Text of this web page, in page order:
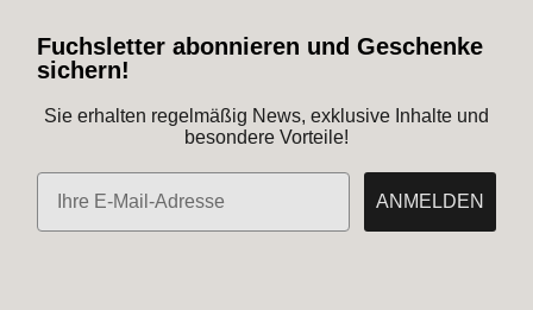
Fuchsletter abonnieren und Geschenke
sichern!
Sie erhalten regelmäßig News, exklusive Inhalte und
besondere Vorteile!
E-Mail
ANMELDEN